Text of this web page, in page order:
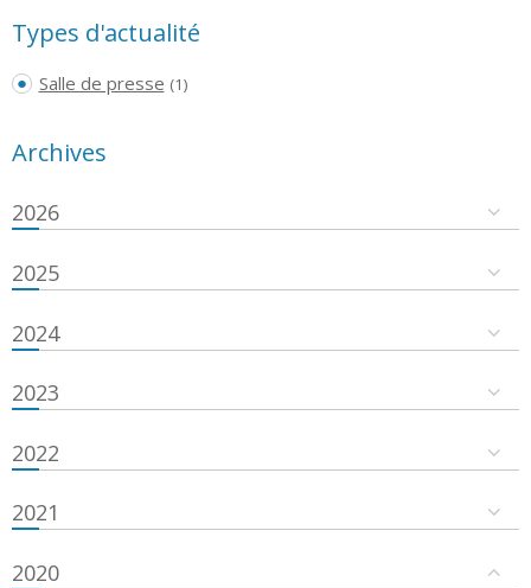
Types d'actualité
Salle de presse (1)
Archives
2026
2025
2024
2023
2022
2021
2020